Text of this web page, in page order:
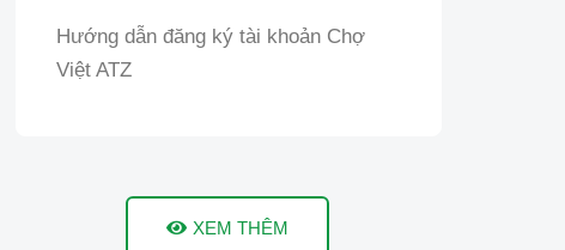
Hướng dẫn đăng ký tài khoản Chợ
Việt ATZ
XEM THÊM